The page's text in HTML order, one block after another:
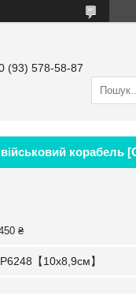
(93) 578-58-87
корабель
₴
【10x8,9см】